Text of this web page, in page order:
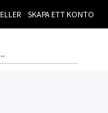
SKAPA ETT KONTO